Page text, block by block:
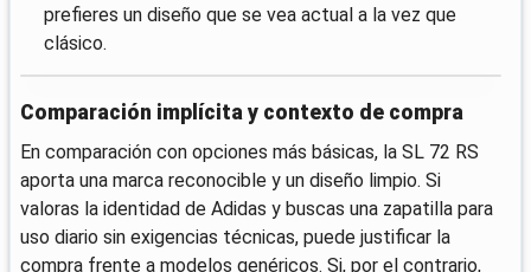
prefieres un diseño que se vea actual a la vez que
clásico.
Comparación implícita y contexto de compra
En comparación con opciones más básicas, la SL 72 RS
aporta una marca reconocible y un diseño limpio. Si
valoras la identidad de Adidas y buscas una zapatilla para
uso diario sin exigencias técnicas, puede justificar la
compra frente a modelos genéricos. Si, por el contrario,